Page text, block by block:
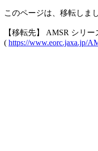
このページは、移転しま
【移転先】 AMSR シリ
( https://www.eorc.jaxa.jp/